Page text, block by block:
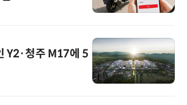
Y2·청주 M17에 5